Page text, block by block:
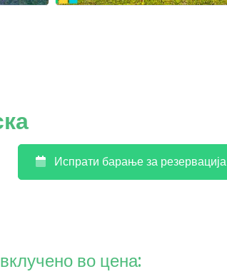
Испрати барање за резервација
во цена: